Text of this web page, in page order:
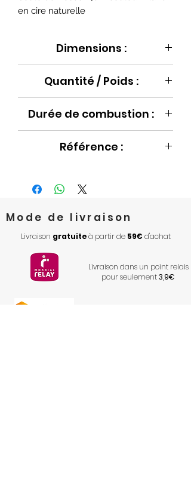
en cire naturelle
Dimensions :
Quantité / Poids :
Durée de combustion :
Référence :
Mode de livraison
Livraison gratuiteà partir de 59€ d'achat
Livraison dans un point relais
pour seulement3,9€